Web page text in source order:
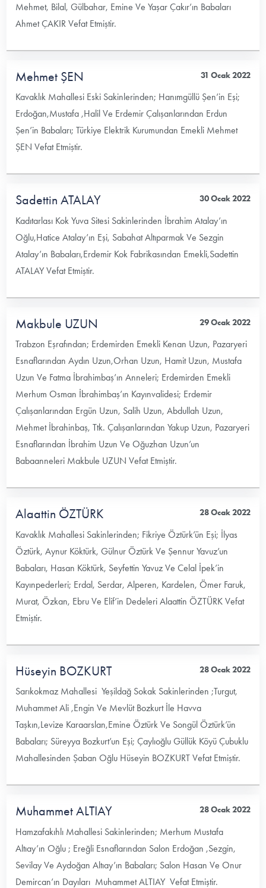
Mehmet, Bilal, Gülbahar, Emine Ve Yaşar Çakır’ın Babaları
Ahmet ÇAKIR Vefat Etmiştir.
Mehmet ŞEN 31 Ocak 2022
Kavaklık Mahallesi Eski Sakinlerinden; Hanımgüllü Şen’in Eşi;
Erdoğan,Mustafa ,Halil Ve Erdemir Çalışanlarından Erdun
Şen’in Babaları; Türkiye Elektrik Kurumundan Emekli Mehmet
ŞEN Vefat Etmiştir.
Sadettin ATALAY 30 Ocak 2022
Kadıtarlası Kok Yuva Sitesi Sakinlerinden İbrahim Atalay’ın
Oğlu,Hatice Atalay’ın Eşi, Sabahat Altıparmak Ve Sezgin
Atalay’ın Babaları,Erdemir Kok Fabrikasından Emekli,Sadettin
ATALAY Vefat Etmiştir.
Makbule UZUN 29 Ocak 2022
Trabzon Eşrafından; Erdemirden Emekli Kenan Uzun, Pazaryeri
Esnaflarından Aydın Uzun,Orhan Uzun, Hamit Uzun, Mustafa
Uzun Ve Fatma İbrahimbaş’ın Anneleri; Erdemirden Emekli
Merhum Osman İbrahimbaş’ın Kayınvalidesi; Erdemir
Çalışanlarından Ergün Uzun, Salih Uzun, Abdullah Uzun,
Mehmet İbrahinbaş, Ttk. Çalışanlarından Yakup Uzun, Pazaryeri
Esnaflarından İbrahim Uzun Ve Oğuzhan Uzun’un
Babaanneleri Makbule UZUN Vefat Etmiştir.
Alaattin ÖZTÜRK 28 Ocak 2022
Kavaklık Mahallesi Sakinlerinden; Fikriye Öztürk’ün Eşi; İlyas
Öztürk, Aynur Köktürk, Gülnur Öztürk Ve Şennur Yavuz’un
Babaları, Hasan Köktürk, Seyfettin Yavuz Ve Celal İpek’in
Kayınpederleri; Erdal, Serdar, Alperen, Kardelen, Ömer Faruk,
Murat, Özkan, Ebru Ve Elif’in Dedeleri Alaattin ÖZTÜRK Vefat
Etmiştir.
Hüseyin BOZKURT 28 Ocak 2022
Sarıkokmaz Mahallesi Yeşildağ Sokak Sakinlerinden ;Turgut,
Muhammet Ali ,Engin Ve Mevlüt Bozkurt İle Havva
Taşkın,Levize Karaarslan,Emine Öztürk Ve Songül Öztürk’ün
Babaları; Süreyya Bozkurt’un Eşi; Çaylıoğlu Güllük Köyü Çubuklu
Mahallesinden Şaban Oğlu Hüseyin BOZKURT Vefat Etmiştir.
Muhammet ALTIAY 28 Ocak 2022
Hamzafakıhlı Mahallesi Sakinlerinden; Merhum Mustafa
Altıay’ın Oğlu ; Ereğli Esnaflarından Salon Erdoğan ,Sezgin,
Sevilay Ve Aydoğan Altıay’ın Babaları; Salon Hasan Ve Onur
Demircan’ın Dayıları Muhammet ALTIAY Vefat Etmiştir.